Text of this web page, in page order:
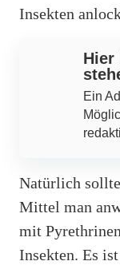
Insekten
Hier
Ein
Natürlich
Mittel man
mit
Insekten. Es